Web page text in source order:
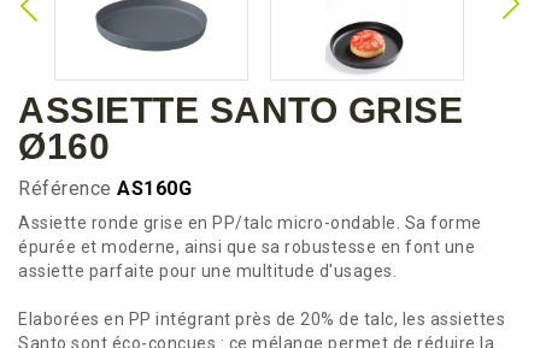
ASSIETTE SANTO GRISE
Ø160
Référence AS160G
Assiette ronde grise en PP/talc micro-ondable. Sa forme
épurée et moderne, ainsi que sa robustesse en font une
assiette parfaite pour une multitude d'usages.
Elaborées en PP intégrant près de 20% de talc, les assiettes
Santo sont éco-conçues : ce mélange permet de réduire la